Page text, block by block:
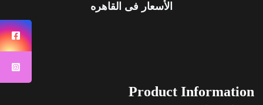
الأسعار فى القاهره
Product Information